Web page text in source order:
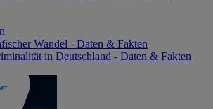
Wandel - Daten & Fakten
in Deutschland - Daten & Fakten